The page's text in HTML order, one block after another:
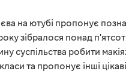
на ютубі пропонує
зібралося понад п'ятсот
суспільства робити
та пропонує інші